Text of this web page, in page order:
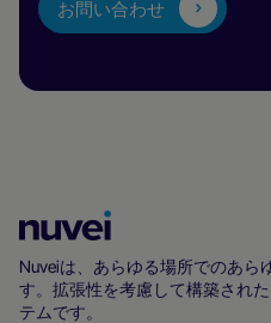
お問い合わせ
ホ
ー
Nuveiは、あらゆる場所でのあら
す。拡張性を考慮して構築され
テムです。